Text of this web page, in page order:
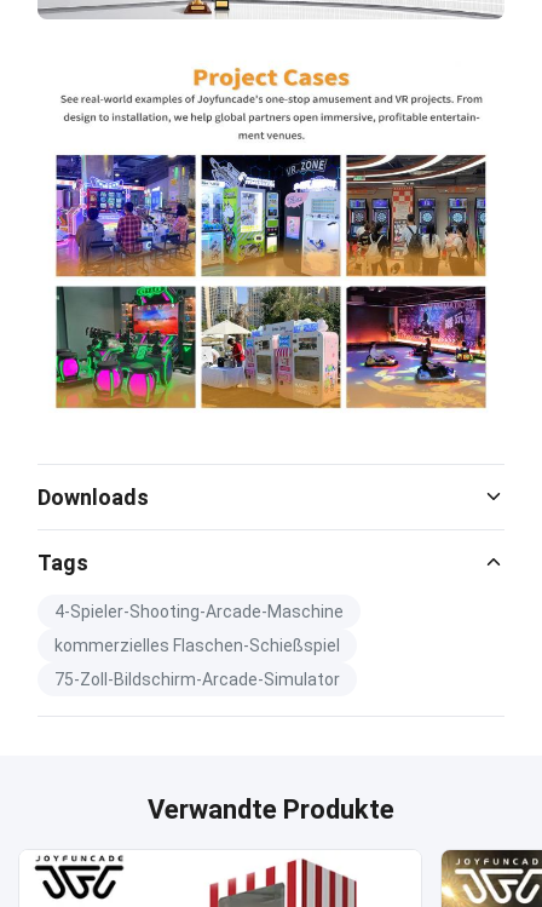
Downloads
PDF
Tags
4-Spieler-Shooting-Arcade-Maschine
kommerzielles Flaschen-Schießspiel
75-Zoll-Bildschirm-Arcade-Simulator
Verwandte Produkte